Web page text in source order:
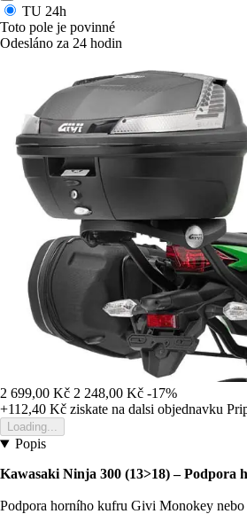
TU 24h
Toto pole je povinné
Odesláno za 24 hodin
2 699,00 Kč 2 248,00 Kč -17%
+112,40 Kč ziskate na dalsi objednavku
Loading...
Popis
Kawasaki Ninja 300 (13>18) –
Podpora horního kufru Givi Monokey